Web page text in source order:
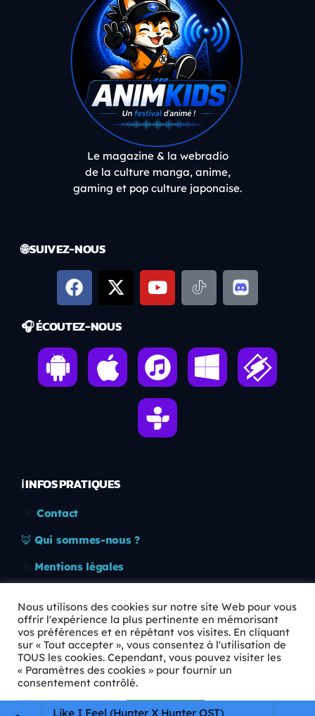
Feel Like I Feel (Hunter X Hunter OST)
Le magazine & la webradio
de la culture manga, anime,
gaming et pop culture japonaise.
🌐 SUIVEZ-NOUS
🎧 ÉCOUTEZ-NOUS
ℹ️ INFOS PRATIQUES
Contact
🦊 Qui sommes-nous ?
Mentions légales
🛡️ RGPD
Copyright © 2026 Animkids. Tous droits réservés.
Nous utilisons des cookies sur notre site Web pour vous
offrir l'expérience la plus pertinente en mémorisant
vos préférences et en répétant vos visites. En cliquant
sur « Tout accepter », vous consentez à l'utilisation de
TOUS les cookies. Cependant, vous pouvez visiter les
« Paramètres des cookies » pour fournir un
consentement contrôlé.
Paramètres Cookie Tout accepter